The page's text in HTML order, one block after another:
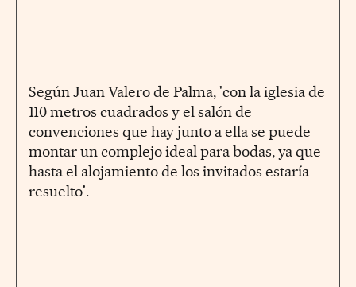
Según Juan Valero de Palma, 'con la iglesia de
110 metros cuadrados y el salón de
convenciones que hay junto a ella se puede
montar un complejo ideal para bodas, ya que
hasta el alojamiento de los invitados estaría
resuelto'.